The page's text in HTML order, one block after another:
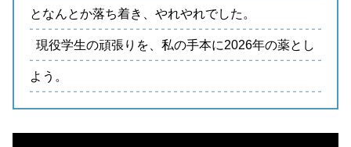
となんとか落ち着き、やれやれでした。
現役学生の頑張りを、私の手本に2026年の薬とし
よう。